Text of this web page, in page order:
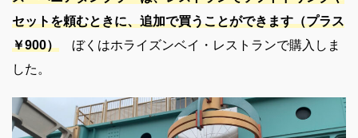
セットを頼むときに、追加で買うことができます（プラス
￥900） ぼくはホライズンベイ・レストランで購入しま
した。